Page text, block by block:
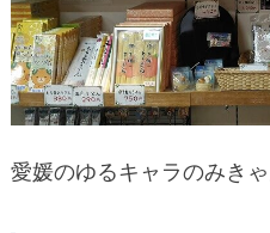
愛媛のゆるキャラのみき